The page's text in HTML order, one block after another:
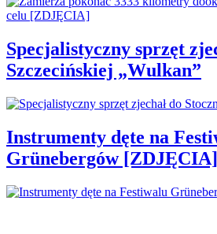
Specjalistyczny sprzęt
Szczecińskiej „Wulkan”
Instrumenty dęte na
Grünebergów [ZDJĘCIA]